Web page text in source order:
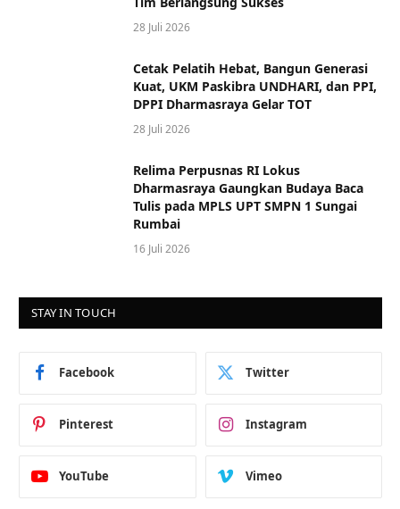
28 Juli 2026
Cetak Pelatih Hebat, Bangun Generasi
Kuat, UKM Paskibra UNDHARI, dan PPI,
DPPI Dharmasraya Gelar TOT
28 Juli 2026
Relima Perpusnas RI Lokus
Dharmasraya Gaungkan Budaya Baca
Tulis pada MPLS UPT SMPN 1 Sungai
Rumbai
16 Juli 2026
STAY IN TOUCH
Facebook Twitter
Pinterest Instagram
YouTube Vimeo